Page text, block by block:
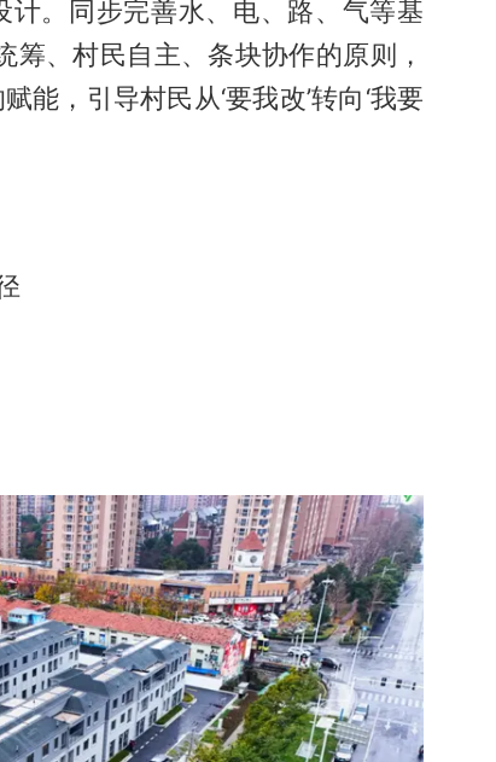
。同步完善水、电、路、气等基
筹、村民自主、条块协作的原则，
能，引导村民从‘要我改’转向‘我要